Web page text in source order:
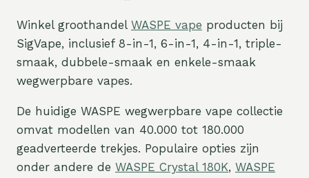
Winkel groothandel WASPE vape producten bij
SigVape, inclusief 8-in-1, 6-in-1, 4-in-1, triple-
smaak, dubbele-smaak en enkele-smaak
wegwerpbare vapes.
De huidige WASPE wegwerpbare vape collectie
omvat modellen van 40.000 tot 180.000
geadverteerde trekjes. Populaire opties zijn
onder andere de WASPE Crystal 180K, WASPE